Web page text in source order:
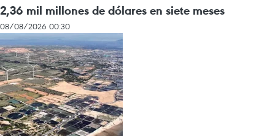
2,36 mil millones de dólares en siete meses
08/08/2026 00:30